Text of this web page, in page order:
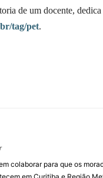
de um docente,
tag/pet.
colaborar para que os